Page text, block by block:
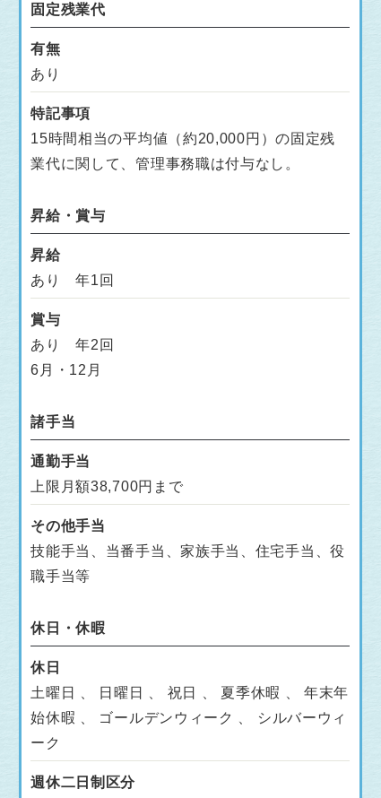
固定残業代
有無
あり
特記事項
15時間相当の平均値（約20,000円）の固定残
業代に関して、管理事務職は付与なし。
昇給・賞与
昇給
あり 年1回
賞与
あり 年2回
6月・12月
諸手当
通勤手当
上限月額38,700円まで
その他手当
技能手当、当番手当、家族手当、住宅手当、役
職手当等
休日・休暇
休日
土曜日 、 日曜日 、 祝日 、 夏季休暇 、 年末年
始休暇 、 ゴールデンウィーク 、 シルバーウィ
ーク
週休二日制区分